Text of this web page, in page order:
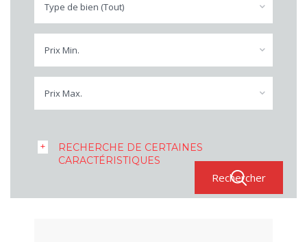
Type de bien (Tout)
Prix Min.
Prix Max.
RECHERCHE DE CERTAINES
CARACTÉRISTIQUES